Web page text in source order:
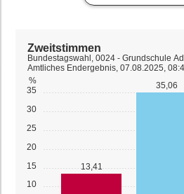
10
15
20
25
30
35
%
13,41
35,06
Zweitstimmen
Bundestagswahl, 0024 - Grundschule
Amtliches Endergebnis, 07.08.2025,